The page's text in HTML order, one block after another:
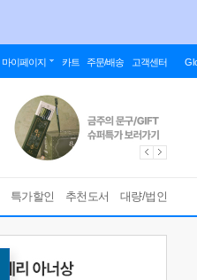
마이페이지 카트 주문/배송 고객센터
특가할인 추천도서 대량/법인